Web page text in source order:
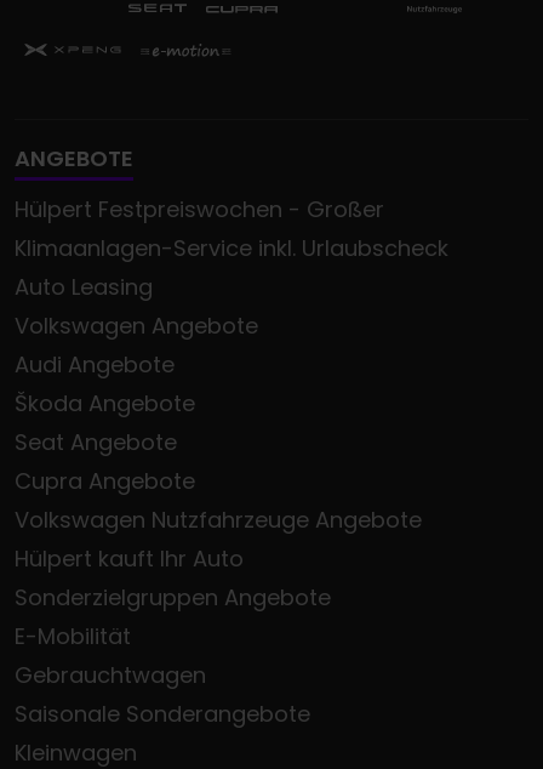
ANGEBOTE
Hülpert Festpreiswochen - Großer
Klimaanlagen-Service inkl. Urlaubscheck
Auto Leasing
Volkswagen Angebote
Audi Angebote
Škoda Angebote
Seat Angebote
Cupra Angebote
Volkswagen Nutzfahrzeuge Angebote
Hülpert kauft Ihr Auto
Sonderzielgruppen Angebote
E-Mobilität
Gebrauchtwagen
Saisonale Sonderangebote
Kleinwagen